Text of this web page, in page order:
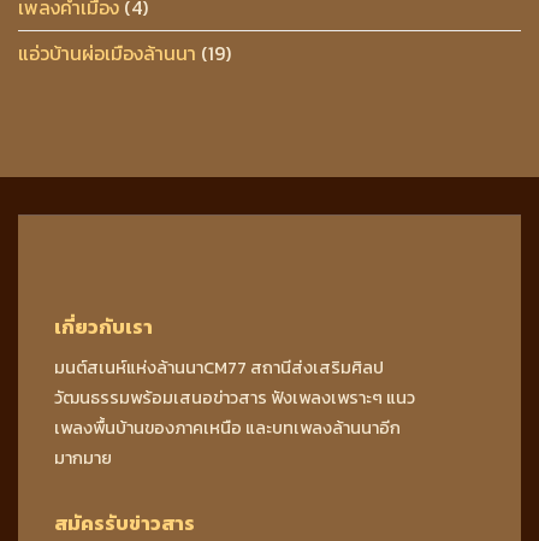
เพลงคำเมือง (4)
แอ่วบ้านผ่อเมืองล้านนา (19)
เกี่ยวกับเรา
มนต์สเนห์แห่งล้านนาCM77 สถานีส่งเสริมศิลป
วัฒนธรรมพร้อมเสนอข่าวสาร ฟังเพลงเพราะๆ แนว
เพลงพื้นบ้านของภาคเหนือ และบทเพลงล้านนาอีก
มากมาย
สมัครรับข่าวสาร